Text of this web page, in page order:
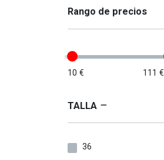
Rango de precios
10 € 111 €
TALLA
36